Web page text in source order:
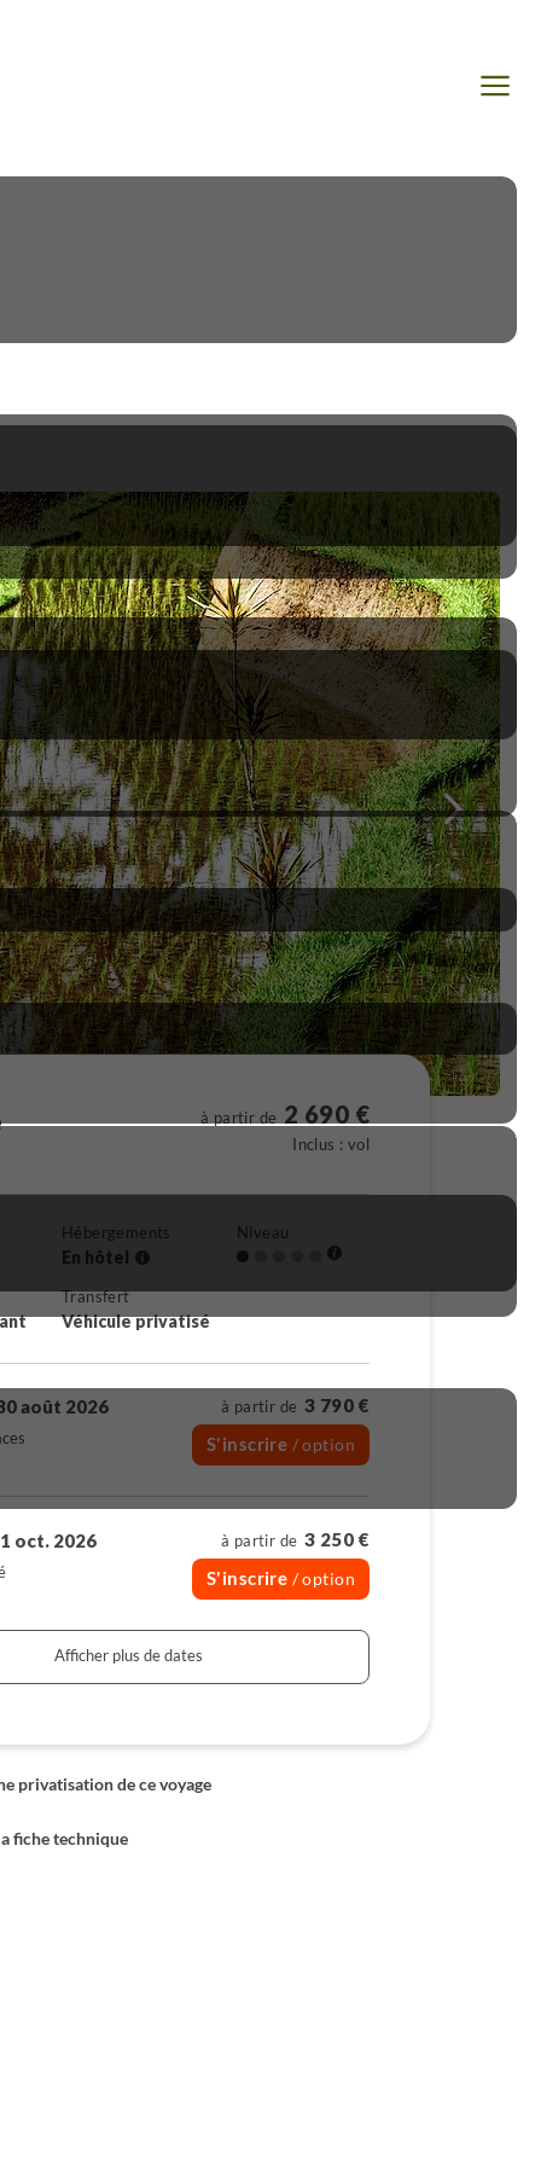
à partir de 2 690 €
Inclus : vol
Hébergements
En hôtel
Niveau
Transfert
Véhicule privatisé
août 2026 à partir de 3 790 €
S'inscrire / option
oct. 2026 à partir de 3 250 €
S'inscrire / option
Afficher plus de dates
privatisation de ce voyage
fiche technique